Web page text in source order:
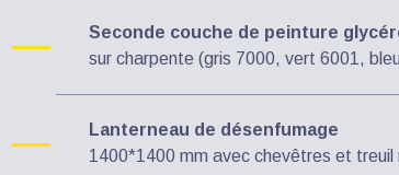
Seconde couche de peinture
sur charpente (gris 7000, vert 6001,
Lanterneau de désenfumage
1400*1400 mm avec chevêtres et treuil